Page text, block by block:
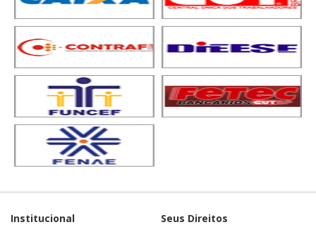
Institucional Seus Direitos